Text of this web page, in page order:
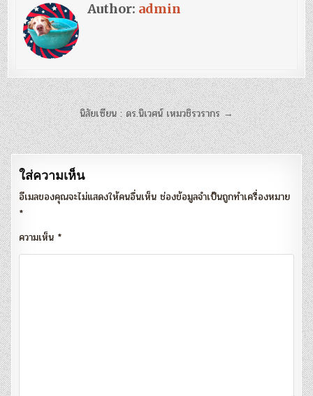
Author: admin
แนะแนว
เรื่อง
นิสัยเซียน : ดร.นิเวศน์ เหมวชิรวรากร →
ใส่ความเห็น
อีเมลของคุณจะไม่แสดงให้คนอื่นเห็น ช่องข้อมูลจำเป็นถูกทำเครื่องหมาย
*
ความเห็น *